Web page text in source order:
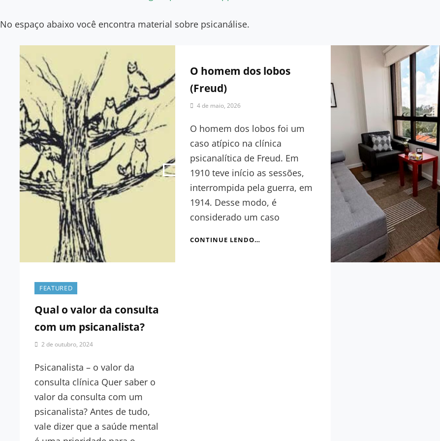
No espaço abaixo você encontra material sobre psicanálise.
O homem dos lobos
(Freud)
By
Psicanalítica
Redação
4 de maio, 2026
O homem dos lobos foi um
caso atípico na clínica
psicanalítica de Freud. Em
1910 teve início as sessões,
interrompida pela guerra, em
1914. Desse modo, é
considerado um caso
CONTINUE LENDO…
FEATURED
Qual o valor da consulta
com um psicanalista?
By
Psicanalítica
Redação
2 de outubro, 2024
Psicanalista – o valor da
consulta clínica Quer saber o
valor da consulta com um
psicanalista? Antes de tudo,
vale dizer que a saúde mental